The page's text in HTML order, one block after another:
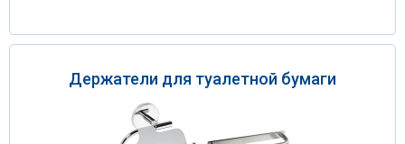
Держатели для туалетной бумаги